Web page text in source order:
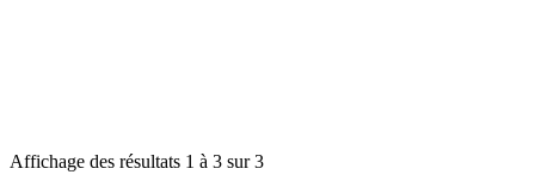
Affichage des résultats 1 à 3 sur3